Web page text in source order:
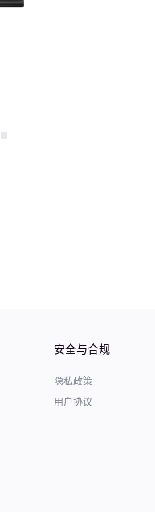
安全与合规
隐私政策
用户协议